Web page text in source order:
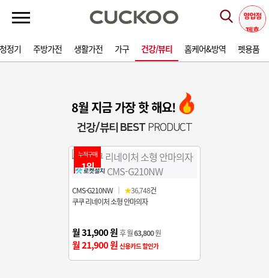
정기 주방가전 생활가전 가구 건강/뷰티 홈케어&방역 펫용품
8월 지금 가장 핫 해요!
건강/뷰티 BEST PRODUCT
누적구매
1위
CMS-G210NW ｜ ★36,748건
쿠쿠 리네이처 소형 안마의자
월 31,900 원후 월63,800원
월 21,900 원 신용카드 할인가